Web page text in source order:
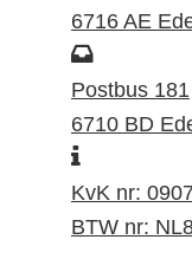
z
o
e
k
d
r
6716 AE
P
o
s
a
d
Postbus 181
6710 BD
I
n
f
KvK nr:
BTW nr: